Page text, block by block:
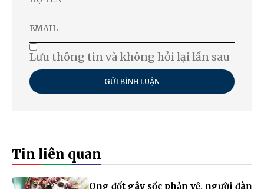
Lưu thông tin và không hỏi lại lần sau
GỬI BÌNH LUẬN
Tin liên quan
Ong đốt gây sốc phản vệ, người đàn